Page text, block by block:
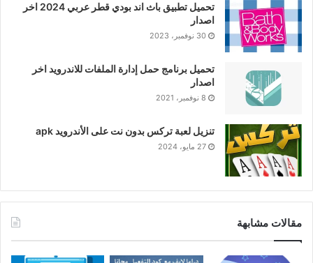
تحميل تطبيق باث اند بودي قطر عربي 2024 اخر
اصدار
30 نوفمبر، 2023
تحميل برنامج حمل إدارة الملفات للاندرويد اخر
اصدار
8 نوفمبر، 2021
تنزيل لعبة تركس بدون نت على الأندرويد apk
27 مايو، 2024
مقالات مشابهة